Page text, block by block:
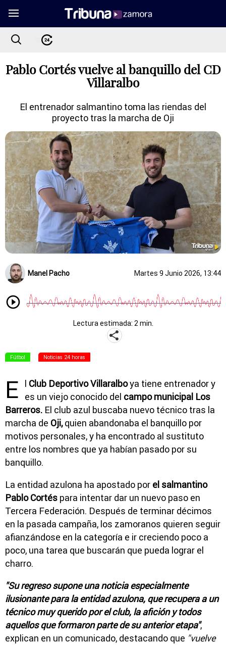
Pablo Cortés vuelve al banquillo del CD
Villaralbo
El entrenador salmantino toma las riendas del
proyecto tras la marcha de Oji
Manel Pacho Martes 9 Junio 2026, 13:44
Lectura estimada: 2 min.
Fútbol Noticias 24 horas
E l Club Deportivo Villaralboya tiene entrenador y
es un viejo conocido del campo municipal Los
Barreros. El club azul buscaba nuevo técnico tras la
marcha de Oji,quien abandonaba el banquillo por
motivos personales, y ha encontrado al sustituto
entre los nombres que ya habían pasado por su
banquillo.
La entidad azulona ha apostado por el salmantino
Pablo Cortés para intentar dar un nuevo paso en
Tercera Federación. Después de terminar décimos
en la pasada campaña, los zamoranos quieren seguir
afianzándose en la categoría e ir creciendo poco a
poco, una tarea que buscarán que pueda lograr el
charro.
"Su regreso supone una noticia especialmente
ilusionante para la entidad azulona, que recupera a un
técnico muy querido por el club, la afición y todos
aquellos que formaron parte de su anterior etapa",
explican en un comunicado, destacando que "vuelve